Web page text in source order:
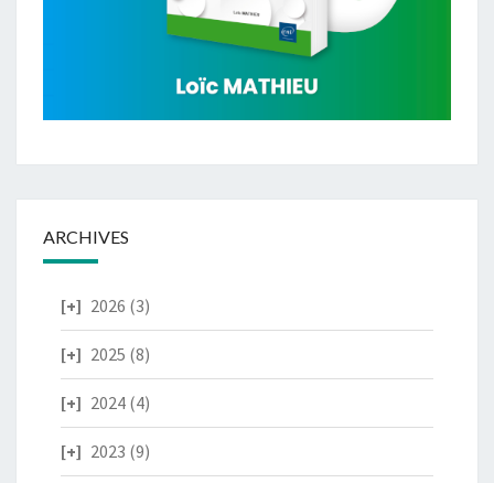
ARCHIVES
2026 (3)
2025 (8)
2024 (4)
2023 (9)